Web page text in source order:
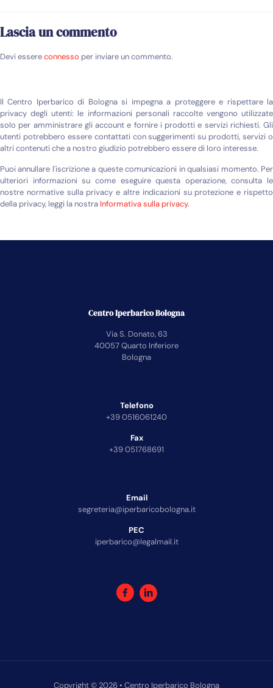
Lascia un commento
Devi essereconnesso per inviare un commento.
Il Centro Iperbarico di Bologna si impegna a proteggere e rispettare la
privacy degli utenti: le informazioni personali raccolte vengono utilizzate
solo per amministrare gli account e fornire i prodotti e servizi richiesti. Gli
utenti potrebbero essere contattati con suggerimenti su prodotti, servizi o
altri contenuti che a nostro giudizio potrebbero essere di loro interesse.
Puoi annullare l'iscrizione a queste comunicazioni in qualsiasi momento. Per
ulteriori informazioni su come eseguire questa operazione, consulta le
nostre normative sulla privacy e altre indicazioni su protezione e rispetto
della privacy, leggi la nostra Informativa sulla privacy.
Centro Iperbarico Bologna
Via S. Donato, 63
40057 Quarto Inferiore
Bologna
Telefono
+39 0516061240
Fax
+39 051768691
Email
segreteria@iperbaricobologna.it
PEC
iperbarico@legalmail.it
Copyright © 2026 • Centro Iperbarico Bologna